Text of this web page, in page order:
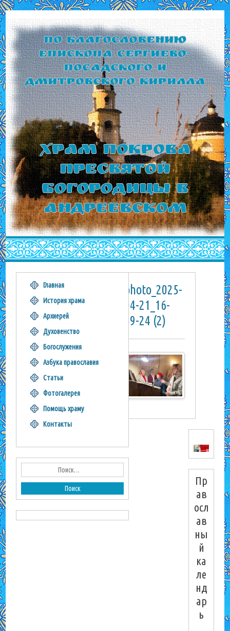
По благословению
Епископа Сергиево-
Посадского и
Дмитровского Кирилла
Храм Покрова
Пресвятой
Богородицы в
Андреевском
photo_2025-
04-21_16-
59-24 (2)
Пр
ав
осл
ав
ны
й
ка
ле
нд
ар
ь
Главная
История храма
Архиерей
Духовенство
Богослужения
Азбука православия
Статьи
Фотогалерея
Помощь храму
Контакты